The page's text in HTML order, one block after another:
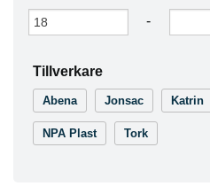
-
Tillverkare
Abena Jonsac Katrin
NPA Plast Tork